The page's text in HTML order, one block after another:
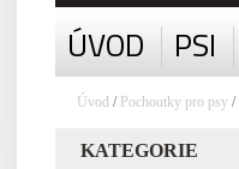
ÚVOD PSI
Úvod / Pochoutky pro psy /
KATEGORIE